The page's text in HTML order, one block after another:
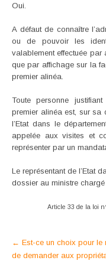
Oui.
A défaut de connaître
ou de pouvoir les
valablement effectuée
que par affichage sur la
premier alinéa.
Toute personne
premier alinéa est, sur sa
l’Etat dans le
appelée aux visites et
représenter par un
Le représentant de l’Etat
dossier au ministre chargé
Article 33 de la loi
Post
navigation
← Est-ce un choix pour le
de demander aux